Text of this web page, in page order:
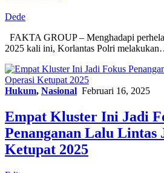
Dede
FAKTA GROUP – Menghadapi
2025 kali ini, Korlantas Polri
Hukum, Nasional Februari 16, 2025
Empat Kluster Ini Jadi
Penanganan Lalu Lintas
Ketupat 2025